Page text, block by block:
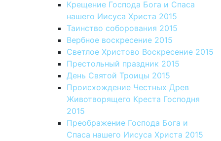
Крещение Господа Бога и Спаса
нашего Иисуса Христа 2015
Таинство соборования 2015
Вербное воскресение 2015
Светлое Христово Воскресение 2015
Престольный праздник 2015
День Святой Троицы 2015
Происхождение Честных Древ
Животворящего Креста Господня
2015
Преображение Господа Бога и
Спаса нашего Иисуса Христа 2015